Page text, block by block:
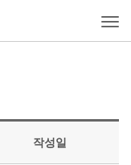
작성일